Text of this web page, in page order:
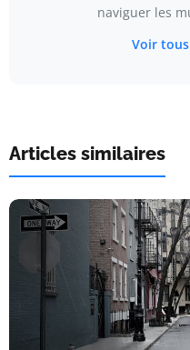
naviguer les
Voir
Articles similaires